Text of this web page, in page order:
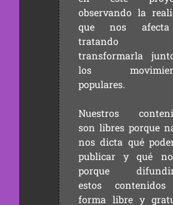
observando la
que nos
tratando
transformarla
los
populares.
Nuestros
son libres porque
nos dicta qué
publicar y qué
porque
estos
forma libre y